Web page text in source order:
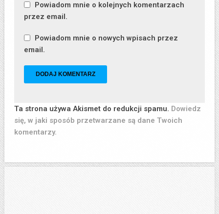
Powiadom mnie o kolejnych komentarzach
przez email.
Powiadom mnie o nowych wpisach przez
email.
Ta strona używa Akismet do redukcji spamu. Dowiedz
się, w jaki sposób przetwarzane są dane Twoich
komentarzy.